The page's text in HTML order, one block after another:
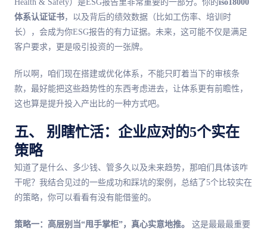
Health & Safety）是ESG报告里非常重要的一部分。你的iso18000
体系认证证书，以及背后的绩效数据（比如工伤率、培训时
长），会成为你ESG报告的有力证据。未来，这可能不仅是满足
客户要求，更是吸引投资的一张牌。
所以啊，咱们现在搭建或优化体系，不能只盯着当下的审核条
款，最好能把这些趋势性的东西考虑进去，让体系更有前瞻性，
这也算是提升投入产出比的一种方式吧。
五、 别瞎忙活：企业应对的5个实在
策略
知道了是什么、多少钱、管多久以及未来趋势，那咱们具体该咋
干呢？我结合见过的一些成功和踩坑的案例，总结了5个比较实在
的策略，你可以看看有没有能借鉴的。
策略一：高层别当“甩手掌柜”，真心实意地推。
这是最最最重要